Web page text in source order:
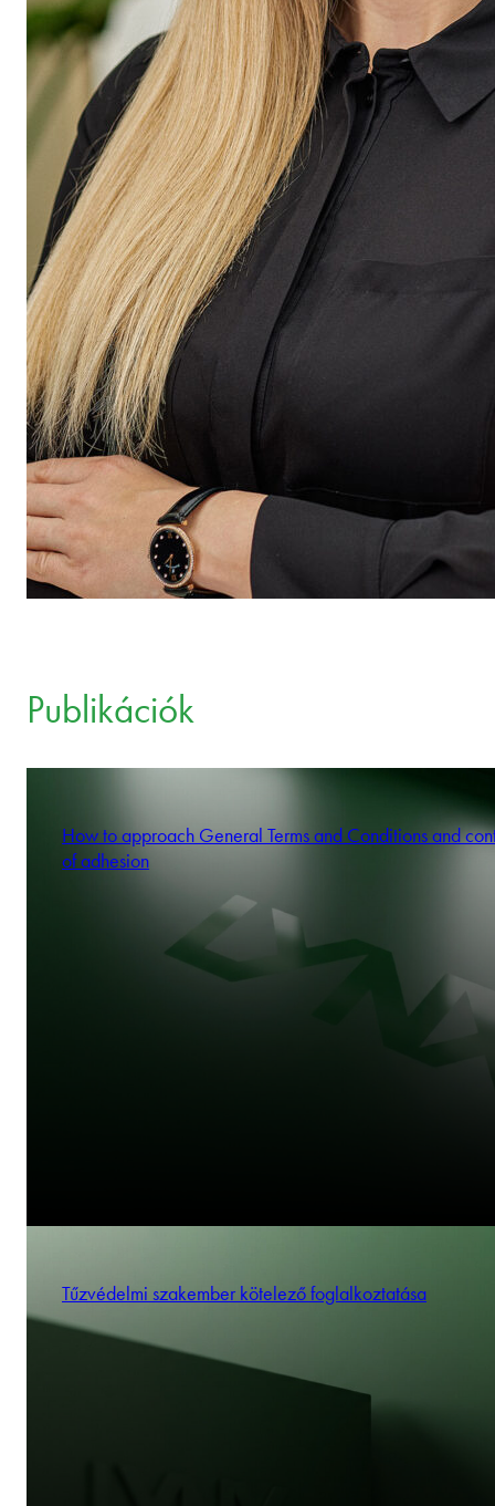
Publikációk
How to approach General Terms and Conditions and
of adhesion
Tűzvédelmi szakember kötelező foglalkoztatása